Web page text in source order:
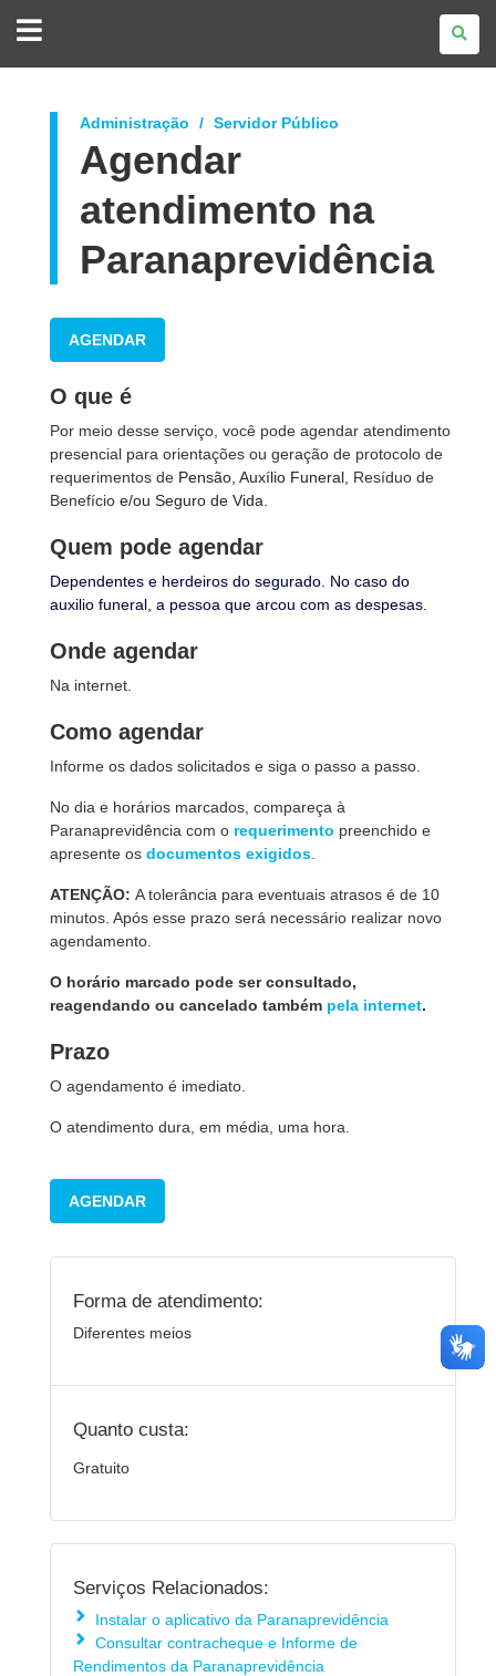
DO
Administração Servidor Público
Agendar
atendimento na
Paranaprevidência
AGENDAR
O que é
Por meio desse serviço, você pode agendar atendimento
presencial para orientações ou geração de protocolo de
requerimentos de Pensão, Auxílio Funeral, Resíduo de
Benefício e/ou Seguro de Vida.
Quem pode agendar
Dependentes e herdeiros do segurado. No caso do
auxilio funeral, a pessoa que arcou com as despesas.
Onde agendar
Na internet.
Como agendar
Informe os dados solicitados e siga o passo a passo.
No dia e horários marcados, compareça à
Paranaprevidência com o requerimento preenchido e
apresente os documentos exigidos
ATENÇÃO: A tolerância para eventuais atrasos é de 10
minutos. Após esse prazo será necessário realizar novo
agendamento.
O horário marcado pode ser consultado,
reagendando ou cancelado também pela internet.
Prazo
O agendamento é imediato.
O atendimento dura, em média, uma hora.
AGENDAR
Forma de atendimento:
Diferentes meios
Quanto custa:
Gratuito
Serviços Relacionados:
Instalar o aplicativo da Paranaprevidência
Consultar contracheque e Informe de
Rendimentos da Paranaprevidência